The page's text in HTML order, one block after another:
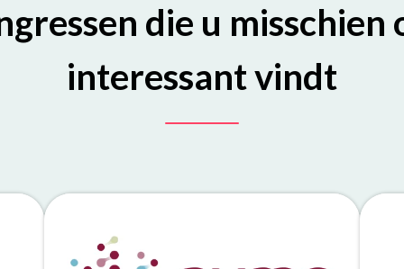
die u misschien
interessant vindt